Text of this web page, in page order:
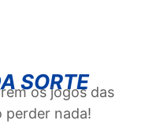
SORTE
os jogos das
perder nada!